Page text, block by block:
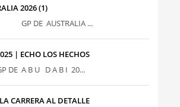
2026 (1)
GP DE AUSTRALIA ...
| ECHO LOS HECHOS
DE A B U D A B I 20...
CARRERA AL DETALLE